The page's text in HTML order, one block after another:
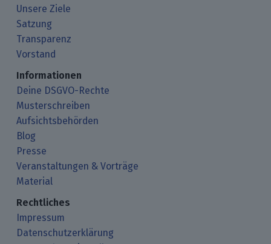
Unsere Ziele
Satzung
Transparenz
Vorstand
Informationen
Deine DSGVO-Rechte
Musterschreiben
Aufsichtsbehörden
Blog
Presse
Veranstaltungen & Vorträge
Material
Rechtliches
Impressum
Datenschutzerklärung